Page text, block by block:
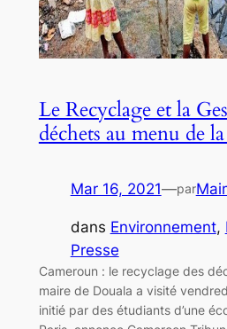
Le Recyclage et la
déchets au menu de
Mar 16, 2021—par
dans Environnement,
Presse
Cameroun : le recyclage des
maire de Douala a visité
initié par des étudiants d’une